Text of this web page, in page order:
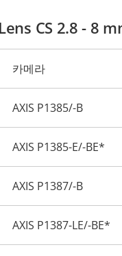
Lens CS 2.8 - 8
카메라
AXIS P1385/-B
AXIS P1385-E/-BE*
AXIS P1387/-B
AXIS P1387-LE/-BE*